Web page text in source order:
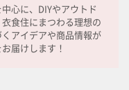
心に、DIYやアウトド
食住にまつわる理想の
アイデアや商品情報が
届けします！